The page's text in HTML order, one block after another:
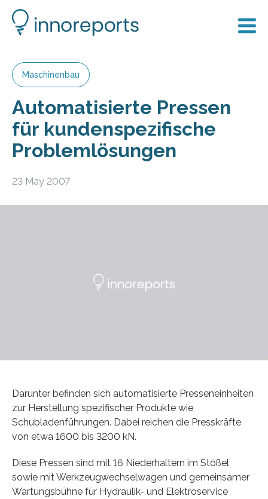
Maschinenbau
Automatisierte Pressen
für kundenspezifische
Problemlösungen
23 May 2007
Darunter befinden sich automatisierte Presseneinheiten
zur Herstellung spezifischer Produkte wie
Schubladenführungen. Dabei reichen die Presskräfte
von etwa 1600 bis 3200 kN.
Diese Pressen sind mit 16 Niederhaltern im Stößel
sowie mit Werkzeugwechselwagen und gemeinsamer
Wartungsbühne für Hydraulik- und Elektroservice